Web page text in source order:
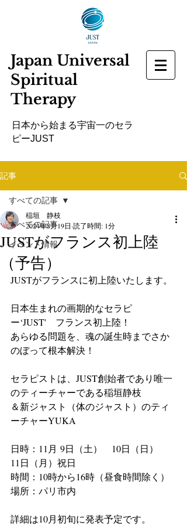
Japan Universal
Spiritual
Therapy
​日本から始まる宇宙一のセラ
ピーJUST
記事
すべての記事
イベント情報
すべての記事
JUSTがフランス初上陸
（予告）
稲垣 静枝
2024年8月19日 読了時間: 1分
JUSTがフランスに初上陸いたします。
日本生まれの画期的なセラピ
ー‘JUST'　フランス初上陸！
あらゆる問題を、魂の誕生時までさか
のぼって根本解決！
セラピストは、JUST創始者であり唯一
のティーチャーである稲垣静枝
＆新ジャスト（体のジャスト）のティ
ーチャーYUKA
日時：11月 9日（土）　10日（日）
11日（月）祝日
時間：10時から16時（昼食時間除く）
場所：パリ市内
詳細は10月初旬に発表予定です。